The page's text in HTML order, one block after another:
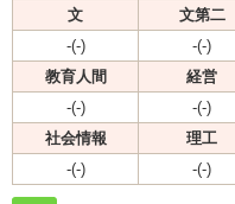
文 文第二
-(-)
-(-)
教育人間
経営
-(-)
-(-)
社会情報
理工
-(-)
-(-)